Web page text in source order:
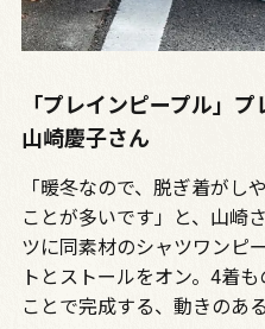
「プレインピープル」プ
山崎慶子さん
「暖冬なので、脱ぎ着がし
ことが多いです」と、山崎
ツに同素材のシャツワンピ
トとストールをオン。4着
ことで完成する、動きのあ